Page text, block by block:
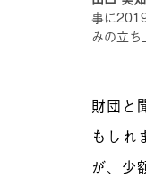
事に
みの立
財団と
もしれ
が、少